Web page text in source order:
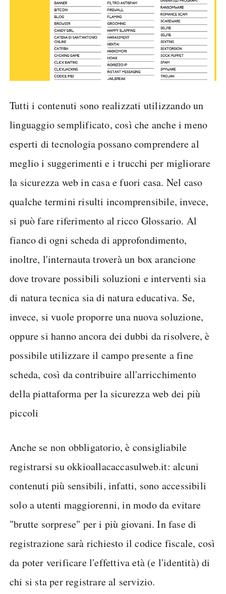
Tutti i contenuti sono realizzati utilizzando un
linguaggio semplificato, così che anche i meno
esperti di tecnologia possano comprendere al
meglio i suggerimenti e i trucchi per migliorare
la sicurezza web in casa e fuori casa. Nel caso
qualche termini risulti incomprensibile, invece,
si può fare riferimento al ricco Glossario. Al
fianco di ogni scheda di approfondimento,
inoltre, l'internauta troverà un box arancione
dove trovare possibili soluzioni e interventi sia
di natura tecnica sia di natura educativa. Se,
invece, si vuole proporre una nuova soluzione,
oppure si hanno ancora dei dubbi da risolvere, è
possibile utilizzare il campo presente a fine
scheda, così da contribuire all'arricchimento
della piattaforma per la sicurezza web dei più
piccoli
Anche se non obbligatorio, è consigliabile
registrarsi su okkioallacaccasulweb.it: alcuni
contenuti più sensibili, infatti, sono accessibili
solo a utenti maggiorenni, in modo da evitare
"brutte sorprese" per i più giovani. In fase di
registrazione sarà richiesto il codice fiscale, così
da poter verificare l'effettiva età (e l'identità) di
chi si sta per registrare al servizio.